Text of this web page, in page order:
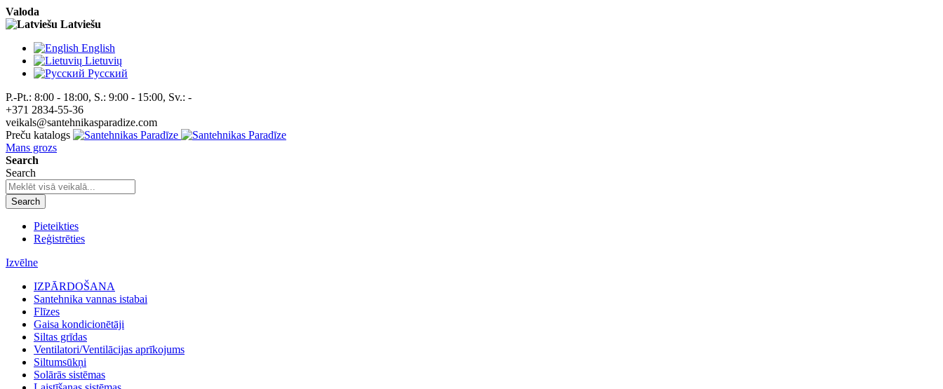
Valoda
Latviešu
English
Lietuvių
Pусский
P.-Pt.: 8:00 - 18:00, S.: 9:00 - 15:00, Sv.: -
+371 2834-55-36
veikals@santehnikasparadize.com
Preču katalogs
Mans grozs
Search
Search
Search
Pieteikties
Reģistrēties
Izvēlne
IZPĀRDOŠANA
Santehnika vannas istabai
Flīzes
Gaisa kondicionētāji
Siltas grīdas
Ventilatori/Ventilācijas aprīkojums
Siltumsūkņi
Solārās sistēmas